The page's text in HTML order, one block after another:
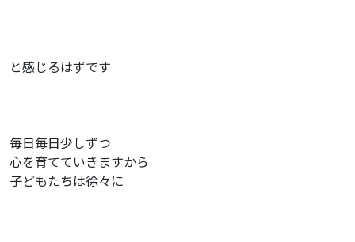
と感じるはずです
毎日毎日少しずつ
心を育てていきますから
子どもたちは徐々に